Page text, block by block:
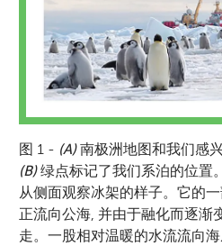
图 1 - (A)南极洲地图和我们感兴
(B)绿点标记了我们系泊的位置。
从侧面观察冰架的样子。它的
正流向公海, 并由于融化而逐渐
走。一股相对温暖的水流流向海